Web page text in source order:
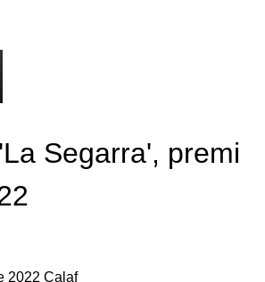
Segarra', premi
2022 Calaf